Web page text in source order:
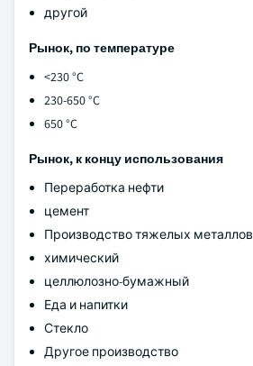
другой
Рынок, по температуре
<230 °C
230-650 °C
650 °C
Рынок, к концу использования
Переработка нефти
цемент
Производство тяжелых металлов
химический
целлюлозно-бумажный
Еда и напитки
Стекло
Другое производство